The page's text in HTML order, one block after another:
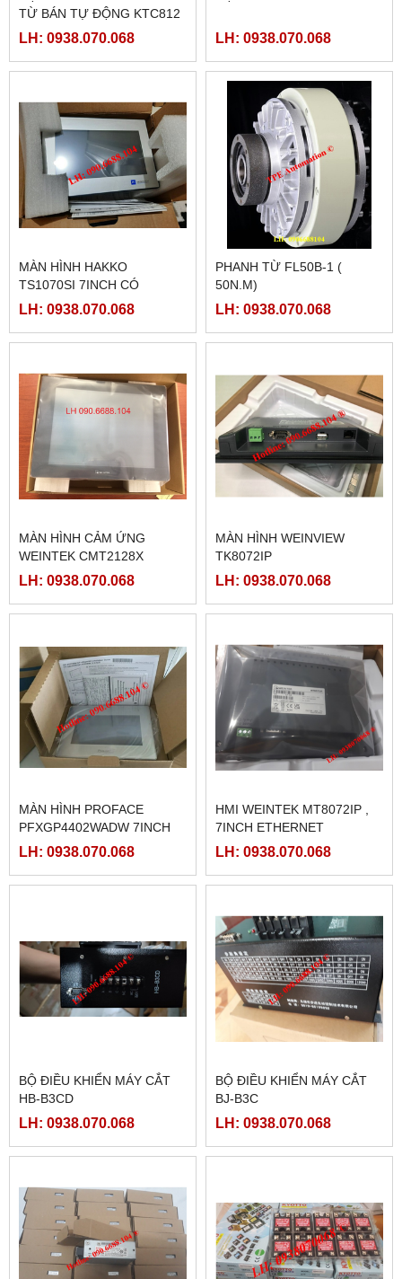
TỪ BÁN TỰ ĐỘNG KTC812
LH: 0938.070.068 LH: 0938.070.068
MÀN HÌNH HAKKO
TS1070SI 7INCH CÓ
ETHERNET
LH: 0938.070.068
PHANH TỪ FL50B-1 (
50N.M)
LH: 0938.070.068
MÀN HÌNH CẢM ỨNG
WEINTEK CMT2128X
LH: 0938.070.068
MÀN HÌNH WEINVIEW
TK8072IP
LH: 0938.070.068
MÀN HÌNH PROFACE
PFXGP4402WADW 7INCH
LH: 0938.070.068
HMI WEINTEK MT8072IP ,
7INCH ETHERNET
LH: 0938.070.068
BỘ ĐIỀU KHIỂN MÁY CẮT
HB-B3CD
LH: 0938.070.068
BỘ ĐIỀU KHIỂN MÁY CẮT
BJ-B3C
LH: 0938.070.068